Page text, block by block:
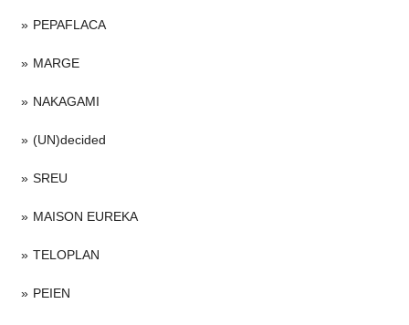
PEPAFLACA
MARGE
NAKAGAMI
(UN)decided
SREU
MAISON EUREKA
TELOPLAN
PEIEN